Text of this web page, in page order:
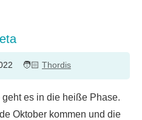
Thordis
es in die heiße Phase.
Oktober kommen und die